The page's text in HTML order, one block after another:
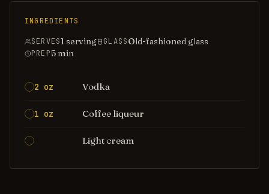
INGREDIENTS
SERVES1 serving GLASSOld-fashioned glass
PREP5min
2 oz Vodka
1 oz Coffee liqueur
Light cream